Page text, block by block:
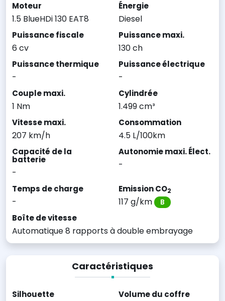
Moteur
1.5 BlueHDi 130 EAT8
Énergie
Diesel
Puissance fiscale
6 cv
Puissance maxi.
130 ch
Puissance thermique
-
Puissance électrique
-
Couple maxi.
1 Nm
Cylindrée
1.499 cm³
Vitesse maxi.
207 km/h
Consommation
4.5 L/100km
Capacité de la
batterie
-
Autonomie maxi. Élect.
-
Temps de charge
-
Emission CO2
117 g/km B
Boîte de vitesse
Automatique 8 rapports à double embrayage
Caractéristiques
Silhouette Volume du coffre